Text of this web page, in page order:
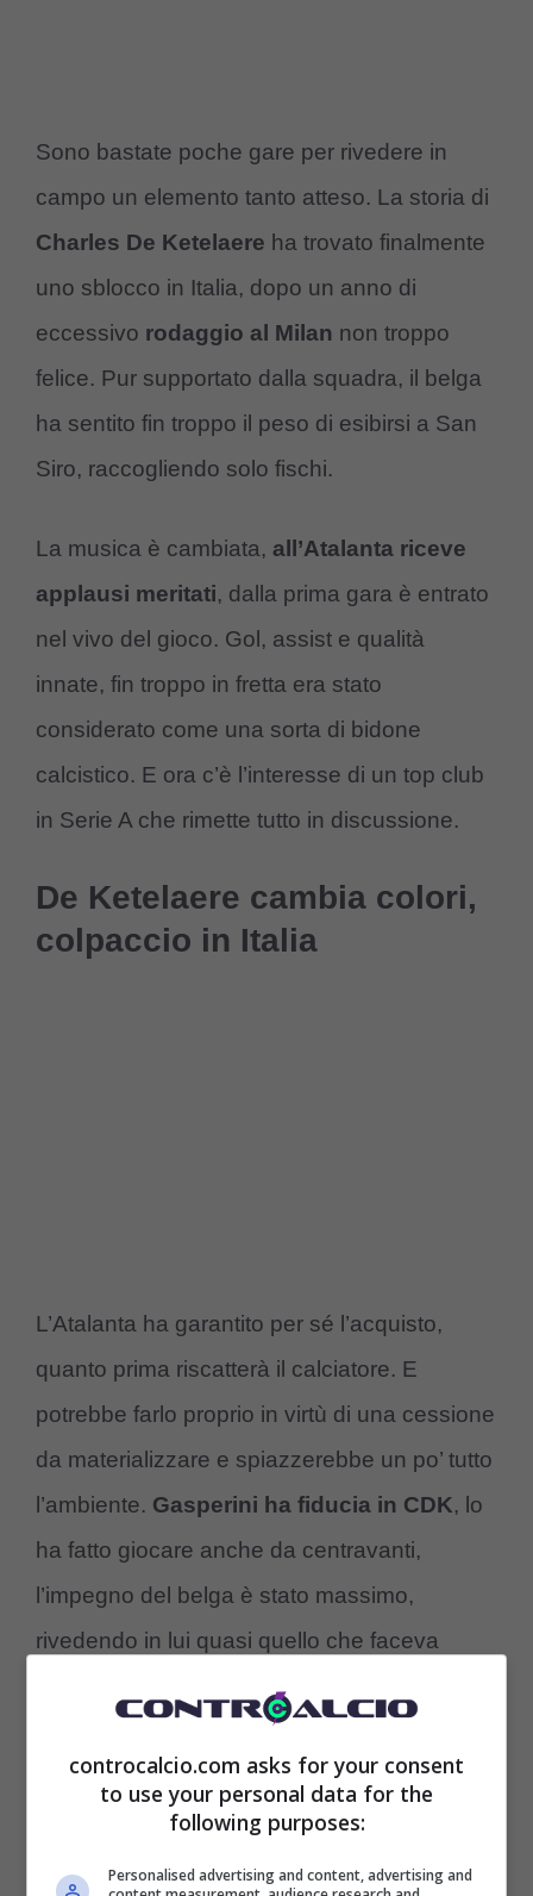
Sono bastate poche gare per rivedere in
campo un elemento tanto atteso. La storia di
Charles De Ketelaere ha trovato finalmente
uno sblocco in Italia, dopo un anno di
eccessivo rodaggio al Milan non troppo
felice. Pur supportato dalla squadra, il belga
ha sentito fin troppo il peso di esibirsi a San
Siro, raccogliendo solo fischi.
La musica è cambiata, all’Atalanta riceve
applausi meritati, dalla prima gara è entrato
nel vivo del gioco. Gol, assist e qualità
innate, fin troppo in fretta era stato
considerato come una sorta di bidone
calcistico. E ora c’è l’interesse di un top club
in Serie A che rimette tutto in discussione.
De Ketelaere cambia colori,
colpaccio in Italia
L’Atalanta ha garantito per sé l’acquisto,
quanto prima riscatterà il calciatore. E
potrebbe farlo proprio in virtù di una cessione
da materializzare e spiazzerebbe un po’ tutto
l’ambiente. Gasperini ha fiducia in CDK, lo
ha fatto giocare anche da centravanti,
l’impegno del belga è stato massimo,
rivedendo in lui quasi quello che faceva
Josip Ilicic, elegante e letale sotto porta.
fichajes.net,
Juveè una possibilità.
controcalcio.com asks for your consent
to use your personal data for the
following purposes:
Personalised advertising and content, advertising and